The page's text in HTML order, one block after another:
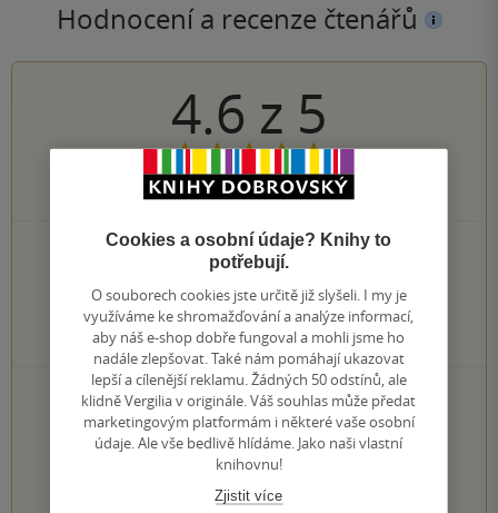
Hodnocení a recenze čtenářů
4.6 z 5
139hodnocení čtenářů
99×
5 hvězdiček
32×
4 hvězdičky
5×
3 hvězdičky
3×
2 hvězdičky
0×
1 hvezdička
PŘIDEJTE SVÉ HODNOCENÍ KNIHY
Hodnocení našich knihkupců: 0.0 z 5
3 4 5
Cookies a osobní údaje? Knihy to
potřebují.
O souborech cookies jste určitě již slyšeli. I my je
využíváme ke shromažďování a analýze informací,
aby náš e-shop dobře fungoval a mohli jsme ho
nadále zlepšovat. Také nám pomáhají ukazovat
lepší a cílenější reklamu. Žádných 50 odstínů, ale
klidně Vergilia v originále. Váš souhlas může předat
marketingovým platformám i některé vaše osobní
údaje. Ale vše bedlivě hlídáme. Jako naši vlastní
knihovnu!
Zjistit více